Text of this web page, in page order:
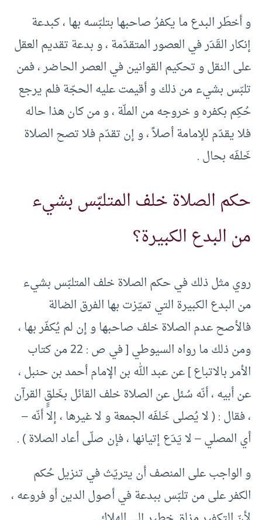
و أخطَر البدع ما يكفرُ صاحبها بتلبّسه بها ، كبدعة
إنكار القَدَر في العصور المتقدّمة ، و بدعة تقديم العقل
على النقل و تحكيم القوانين في العصر الحاضر ، فمن
تلبّس بشيء من ذلك و أقيمت عليه الحجّة فلم يرجع
حُكِم بكفره و خروجه من الملّة ، و من كان هذا حاله
فلا يقدّم للإمامة أصلاً ، و إن تقدّم فلا تصح الصلاة
خَلفَه بحال .
حكم الصلاة خلف المتلبّس بشيء
من البدع الكبيرة؟
روي مثل ذلك في حكم الصلاة خلف المتلبّس بشيء
من البدع الكبيرة التي تميّزت بها الفرق الضالة
فالأصح عدم الصلاة خلف صاحبها و إن لم يُكفّر بها ،
ومن ذلك ما رواه السيوطي [ في ص : 22 من كتاب
الأمر بالاتباع ] عن عبد الله بن الإمام أحمد بن حنبل ،
عن أبيه ، أنّه سُئل عن الصلاة خلف القائل بخَلقِِِ القرآن
، فقال : ( لا يُصلى خَلفَه الجمعة و لا غيرها ، إلا أنّه –
أي المصلي – لا يَدَع إتيانها ، فإن صلّى أعاد الصلاة ) .
و الواجب على المنصف أن يتريّث في تنزيل حُكم
الكفر على من تلبّس ببدعة في أصول الدين أو فروعه ،